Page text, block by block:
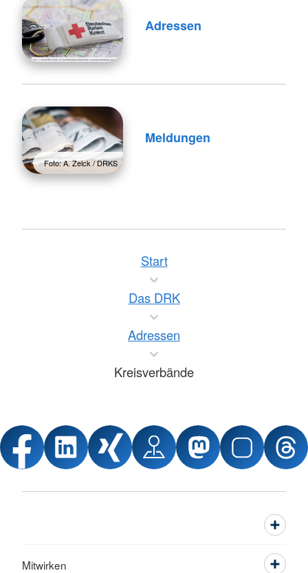
Adressen
Foto: A. Zelck / DRKS
Meldungen
Start
Das DRK
Adressen
Kreisverbände
Mitwirken